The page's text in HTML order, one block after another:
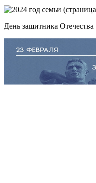
День защитника Отечества